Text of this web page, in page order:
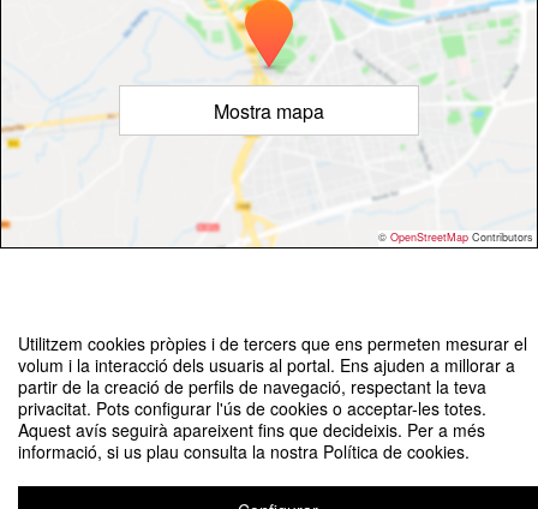
Utilitzem cookies pròpies i de tercers que ens permeten mesurar el
volum i la interacció dels usuaris al portal. Ens ajuden a millorar a
partir de la creació de perfils de navegació, respectant la teva
privacitat. Pots configurar l'ús de cookies o acceptar-les totes.
Aquest avís seguirà apareixent fins que decideixis. Per a més
informació, si us plau consulta la nostra Política de cookies.
Mostra mapa
© OpenStreetMap Contributors
Presentació del llibre de Patrícia Ventura "Intel·ligència artificial, ètica
i comunicació: El factor humà en l’era de la mediació algorítmica"
Organitzat per Departament de Comunicació